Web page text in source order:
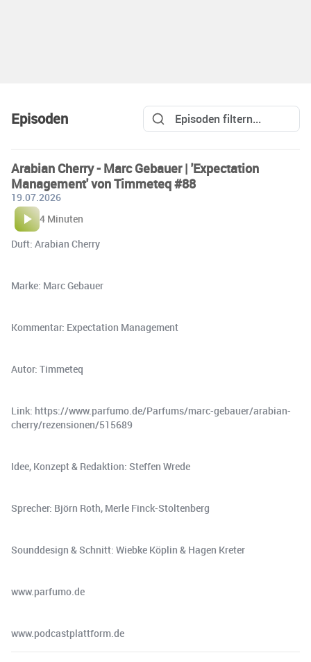
Episoden
Arabian Cherry - Marc Gebauer | 'Expectation
Management' von Timmeteq #88
19.07.2026
4 Minuten
Duft: Arabian Cherry
Marke: Marc Gebauer
Kommentar: Expectation Management
Autor: Timmeteq
Link: https://www.parfumo.de/Parfums/marc-gebauer/arabian-
cherry/rezensionen/515689
Idee, Konzept & Redaktion: Steffen Wrede
Sprecher: Björn Roth, Merle Finck-Stoltenberg
Sounddesign & Schnitt: Wiebke Köplin & Hagen Kreter
www.parfumo.de
www.podcastplattform.de